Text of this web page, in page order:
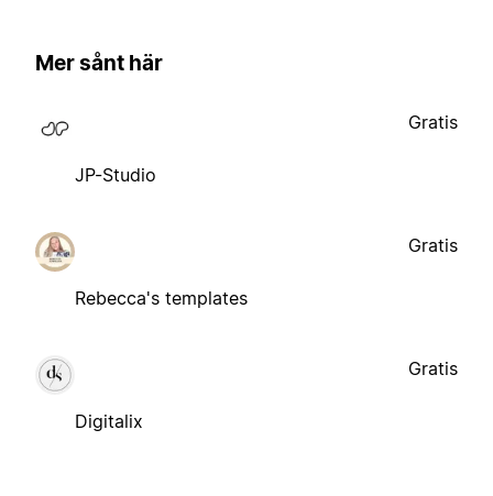
Mer sånt här
JP-Studio
Gratis
Rebecca's templates
Gratis
Digitalix
Gratis